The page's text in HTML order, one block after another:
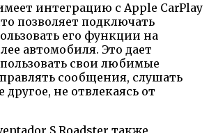
интеграцию с Apple CarPlay
позволяет подключать
его функции на
автомобиля. Это дает
свои любимые
сообщения, слушать
не отвлекаясь от
S Roadster также